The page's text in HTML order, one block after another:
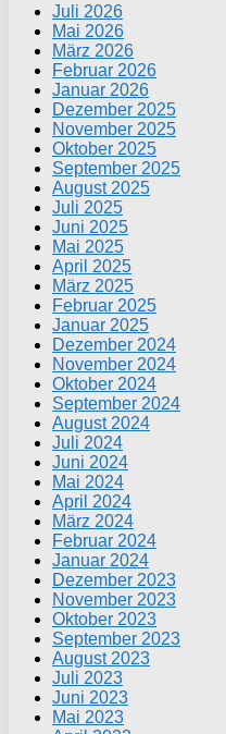
Juli 2026
Mai 2026
März 2026
Februar 2026
Januar 2026
Dezember 2025
November 2025
Oktober 2025
September 2025
August 2025
Juli 2025
Juni 2025
Mai 2025
April 2025
März 2025
Februar 2025
Januar 2025
Dezember 2024
November 2024
Oktober 2024
September 2024
August 2024
Juli 2024
Juni 2024
Mai 2024
April 2024
März 2024
Februar 2024
Januar 2024
Dezember 2023
November 2023
Oktober 2023
September 2023
August 2023
Juli 2023
Juni 2023
Mai 2023